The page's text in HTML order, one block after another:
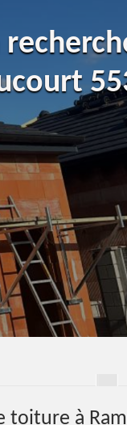
toiture à